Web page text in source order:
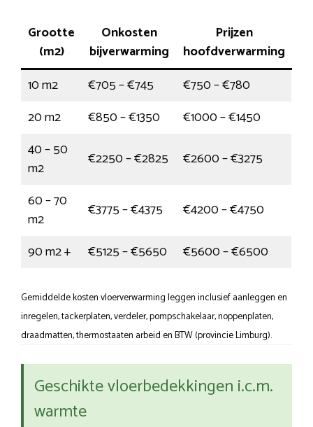
Grootte
(m2)
Onkosten
bijverwarming
Prijzen
hoofdverwarming
10 m2
€705 – €745
€750 – €780
20 m2
€850 – €1350
€1000 – €1450
40 – 50
m2
€2250 – €2825
€2600 – €3275
60 – 70
m2
€3775 – €4375
€4200 – €4750
90 m2 +
€5125 – €5650 €5600 – €6500
Gemiddelde kosten vloerverwarming leggen inclusief aanleggen en
inregelen, tackerplaten, verdeler, pompschakelaar, noppenplaten,
draadmatten, thermostaaten arbeid en BTW (provincie Limburg).
Geschikte vloerbedekkingen i.c.m.
warmte